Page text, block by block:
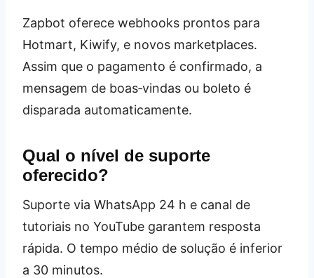
Zapbot oferece webhooks prontos para
Hotmart, Kiwify, e novos marketplaces.
Assim que o pagamento é confirmado, a
mensagem de boas‑vindas ou boleto é
disparada automaticamente.
Qual o nível de suporte
oferecido?
Suporte via WhatsApp 24 h e canal de
tutoriais no YouTube garantem resposta
rápida. O tempo médio de solução é inferior
a 30 minutos.